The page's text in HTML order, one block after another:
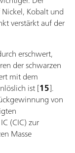
Kobalt und
verstärkt auf der
erschwert,
der schwarzen
mit dem
ist [15].
von
(CIC) zur
Masse